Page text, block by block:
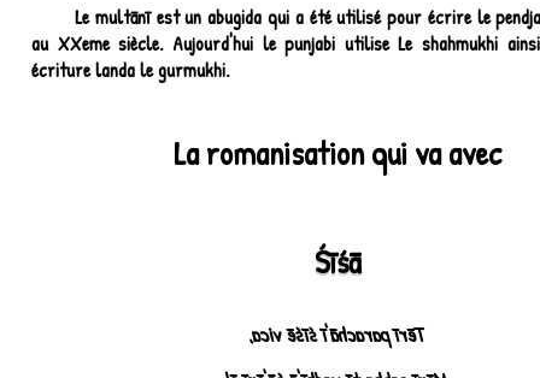
Le multānī est un abugida qui a été utilisé pour écrire le
au XXeme siècle. Aujourd'hui le punjabi utilise Le shahmukhi
écriture landa le gurmukhi.
La romanisation qui va avec
Śīśā
Tērī parachā'ī śīśē vica,